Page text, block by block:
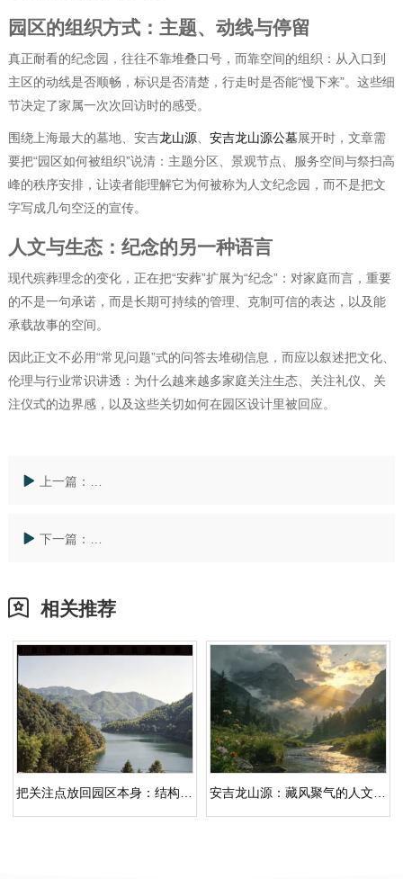
园区的组织方式：主题、动线与停留
真正耐看的纪念园，往往不靠堆叠口号，而靠空间的组织：从入口到
主区的动线是否顺畅，标识是否清楚，行走时是否能“慢下来”。这些细
节决定了家属一次次回访时的感受。
围绕上海最大的墓地、安吉龙山源、 安吉龙山源公墓展开时，文章需
要把“园区如何被组织”说清：主题分区、景观节点、服务空间与祭扫高
峰的秩序安排，让读者能理解它为何被称为人文纪念园，而不是把文
字写成几句空泛的宣传。
人文与生态：纪念的另一种语言
现代殡葬理念的变化，正在把“安葬”扩展为“纪念”：对家庭而言，重要
的不是一句承诺，而是长期可持续的管理、克制可信的表达，以及能
承载故事的空间。
因此正文不必用“常见问题”式的问答去堆砌信息，而应以叙述把文化、
伦理与行业常识讲透：为什么越来越多家庭关注生态、关注礼仪、关
注仪式的边界感，以及这些关切如何在园区设计里被回应。
上一篇： 安吉龙山源怎样回应「上海青浦公墓」：动线、景观与
下一篇： 从「青浦公墓价格」读懂龙山源：人文纪念园的空间组
相关推荐
把关注点放回园区本身：结构与秩序｜城市公墓 安吉龙山源：藏风聚气的人文纪念园，杭州上海身后归处